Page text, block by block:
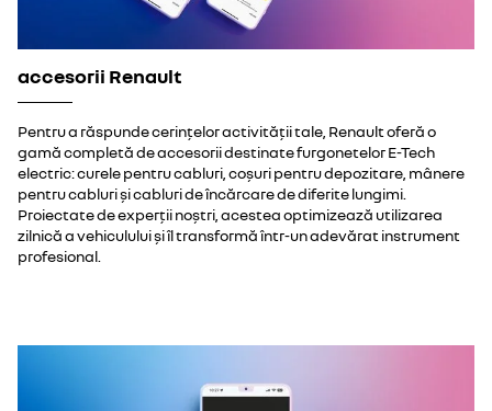
accesorii Renault
Pentru a răspunde cerințelor activității tale, Renault oferă o
gamă completă de accesorii destinate furgonetelor E-Tech
electric: curele pentru cabluri, coșuri pentru depozitare, mânere
pentru cabluri și cabluri de încărcare de diferite lungimi.
Proiectate de experții noștri, acestea optimizează utilizarea
zilnică a vehiculului și îl transformă într-un adevărat instrument
profesional.